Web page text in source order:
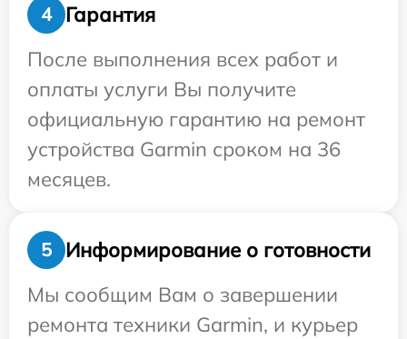
4
Гарантия
После выполнения всех работ и
оплаты услуги Вы получите
официальную гарантию на ремонт
устройства Garmin сроком на 36
месяцев.
5
Информирование о готовности
Мы сообщим Вам о завершении
ремонта техники Garmin, и курьер